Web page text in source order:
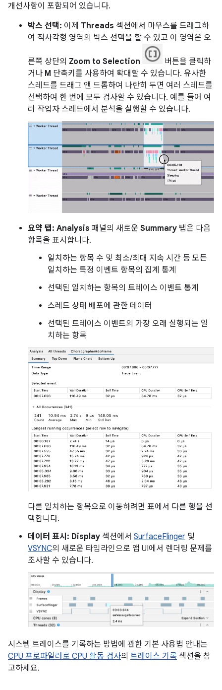
개선사항이 포함되어 있습니다.
박스 선택: 이제 Threads 섹션에서 마우스를 드래그하
여 직사각형 영역의 박스 선택을 할 수 있고 이 영역은 오
른쪽 상단의 Zoom to Selection
버튼을 클릭하
거나 M 단축키를 사용하여 확대할 수 있습니다. 유사한
스레드를 드래그 앤 드롭하여 나란히 두면 여러 스레드를
선택하여 한 번에 모두 검사할 수 있습니다. 예를 들어 여
러 작업자 스레드에서 분석을 실행할 수 있습니다.
요약 탭: Analysis 패널의 새로운 Summary 탭은 다음
항목을 표시합니다.
일치하는 항목 수 및 최소/최대 지속 시간 등 모든
일치하는 특정 이벤트 항목의 집계 통계
선택된 일치하는 항목의 트레이스 이벤트 통계
스레드 상태 배포에 관한 데이터
선택된 트레이스 이벤트의 가장 오래 실행되는 일
치하는 항목
다른 일치하는 항목으로 이동하려면 표에서 다른 행을 선
택합니다.
데이터 표시: Display 섹션에서 SurfaceFlinger 및
VSYNC의 새로운 타임라인으로 앱 UI에서 렌더링 문제를
조사할 수 있습니다.
시스템 트레이스를 기록하는 방법에 관한 기본 사용법 안내는
CPU 프로파일러로 CPU 활동 검사의 트레이스 기록 섹션을 참
고하세요.